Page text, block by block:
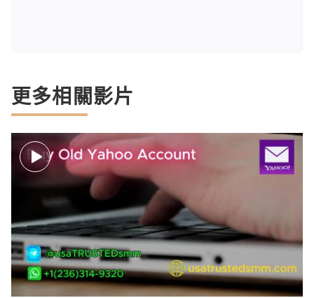
更多相關影片